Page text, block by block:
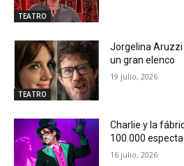
TEATRO
TEATRO
Jorgelina
un gran elenco
19 julio, 2026
Charlie y la
100.000
16 julio, 2026